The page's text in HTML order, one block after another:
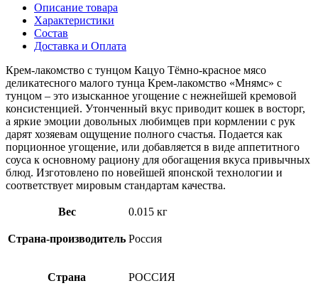
Описание товара
Характеристики
Состав
Доставка и Оплата
Крем-лакомство с тунцом Кацуо Тёмно-красное мясо
деликатесного малого тунца Крем-лакомство «Мнямс» с
тунцом – это изысканное угощение с нежнейшей кремовой
консистенцией. Утонченный вкус приводит кошек в восторг,
а яркие эмоции довольных любимцев при кормлении с рук
дарят хозяевам ощущение полного счастья. Подается как
порционное угощение, или добавляется в виде аппетитного
соуса к основному рациону для обогащения вкуса привычных
блюд. Изготовлено по новейшей японской технологии и
соответствует мировым стандартам качества.
Вес 0.015 кг
Страна-производитель Россия
Страна РОССИЯ